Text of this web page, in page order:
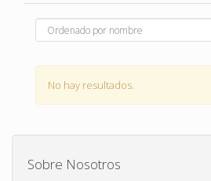
No hay resultados.
Sobre Nosotros